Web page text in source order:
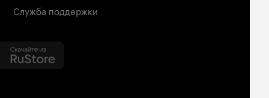
Служба поддержки